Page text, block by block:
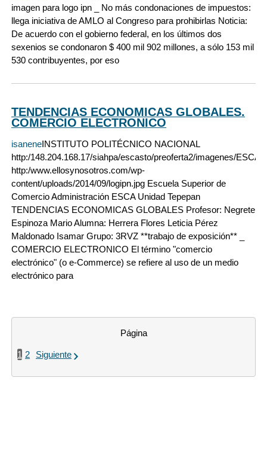
imagen para logo ipn _ No más condonaciones de impuestos:
llega iniciativa de AMLO al Congreso para prohibirlas Noticia:
De acuerdo con el gobierno federal, en los últimos dos
sexenios se condonaron $ 400 mil 902 millones, a sólo 153 mil
530 contribuyentes, por eso
TENDENCIAS ECONOMICAS GLOBALES.
COMERCIO ELECTRONICO
isaneneINSTITUTO POLITÉCNICO NACIONAL
http:/148.204.168.17/siahpa/escasto/preoferta2/imagenes/
http:/www.ellosynosotros.com/wp-
content/uploads/2014/09/logipn.jpg Escuela Superior de
Comercio Administración ESCA Unidad Tepepan
TENDENCIAS ECONOMICAS GLOBALES Profesor: Negrete
Espinoza Mario Alumna: Herrera Flores Leticia Pérez
Maldonado Isamar Grupo: 3RVZ **trabajo de exposición** _
COMERCIO ELECTRONICO El término "comercio
electrónico" (o e-Commerce) se refiere al uso de un medio
electrónico para
Página
1 2 Siguiente